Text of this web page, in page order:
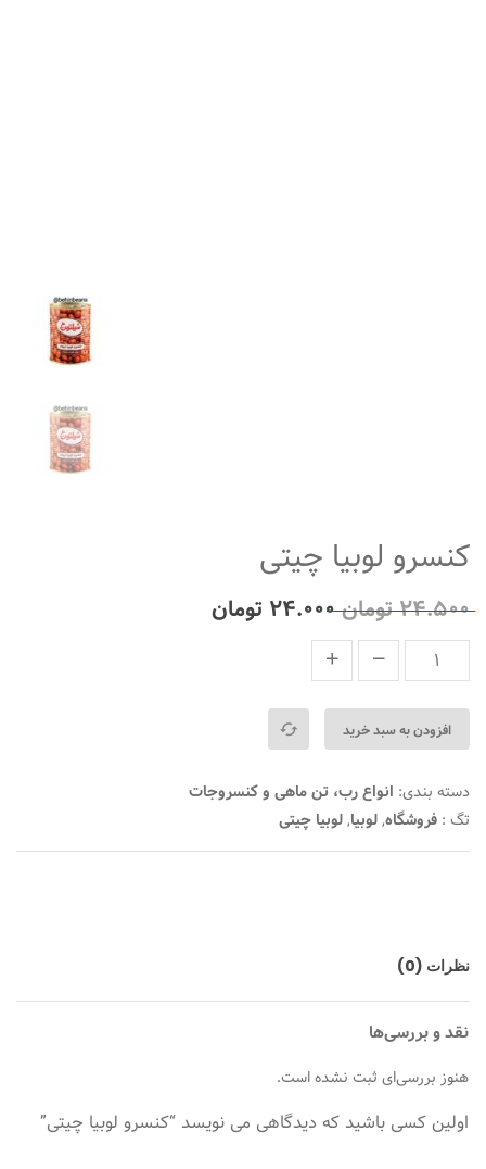
کنسرو لوبیا چیتی
۲۴.۵۰۰تومان۲۴.۰۰۰ تومان
افزودن به سبد خرید
دسته بندی: انواع رب، تن ماهی و کنسروجات
تگ : فروشگاه,لوبیا,لوبیا چیتی
نظرات (0)
نقد و بررسی‌ها
هنوز بررسی‌ای ثبت نشده است.
اولین کسی باشید که دیدگاهی می نویسد “کنسرو لوبیا چیتی”